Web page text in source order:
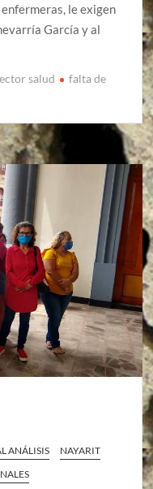
le exigen
García y al
salud
falta de
ANÁLISIS
NAYARIT